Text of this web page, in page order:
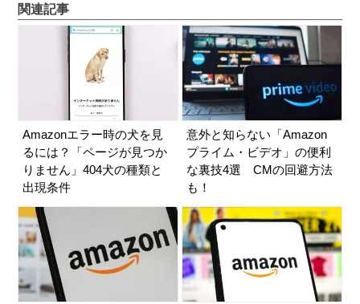
関連記事
Amazonエラー時の犬を見
るには？「ページが見つか
りません」404犬の種類と
出現条件
意外と知らない「Amazon
プライム・ビデオ」の便利
な裏技4選 CMの回避方法
も！